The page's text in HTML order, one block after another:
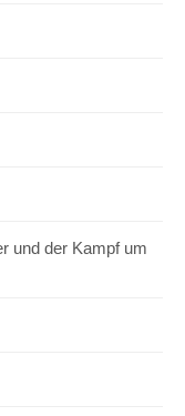
und der Kampf um